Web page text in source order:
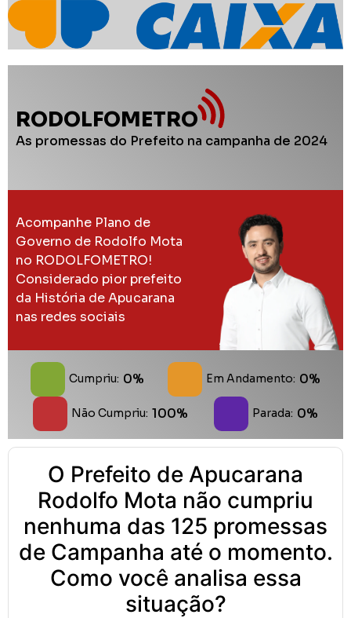
RODOLFOMETRO
As promessas do Prefeito na campanha de 2024
Acompanhe Plano de
Governo de Rodolfo Mota
no RODOLFOMETRO!
Considerado pior prefeito
da História de Apucarana
nas redes sociais
Cumpriu: 0% Em Andamento: 0%
Não Cumpriu: 100% Parada: 0%
O Prefeito de Apucarana
Rodolfo Mota não cumpriu
nenhuma das 125 promessas
de Campanha até o momento.
Como você analisa essa
situação?